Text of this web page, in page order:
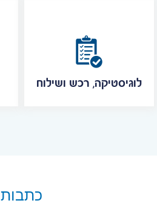
לוגיסטיקה, רכש ושילוח
כתבות